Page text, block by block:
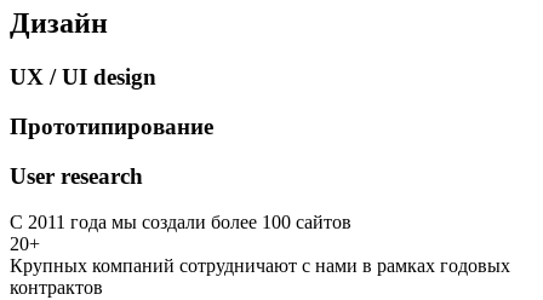
Дизайн
UX / UI design
Прототипирование
User research
С 2011 года мы создали более 100 сайтов
20+
Крупных компаний сотрудничают с нами в рамках годовых
контрактов